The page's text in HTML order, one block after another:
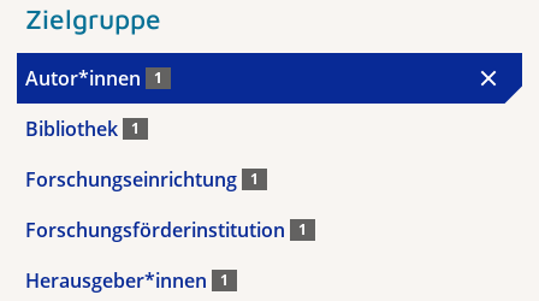
Zielgruppe
Autor*innen 1
Bibliothek 1
Forschungseinrichtung 1
Forschungsförderinstitution 1
Herausgeber*innen 1